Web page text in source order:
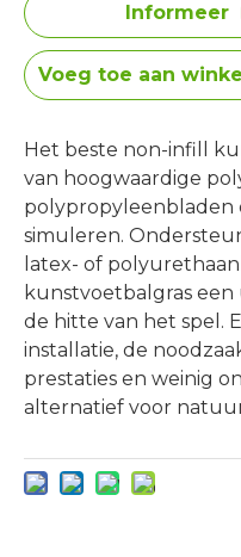
Informeer
Voeg toe aan
Het beste non-infill
van hoogwaardige
polypropyleenbladen
simuleren.
latex- of
kunstvoetbalgras
de hitte van het spel.
installatie, de
prestaties en weinig
alternatief voor